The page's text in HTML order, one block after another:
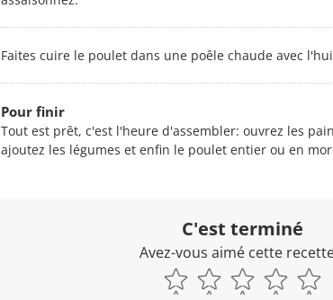
Faites cuire le poulet dans une poêle chaude avec
Pour finir
Tout est prêt, c'est l'heure d'assembler: ouvrez les
ajoutez les légumes et enfin le poulet entier ou en
C'est terminé
Avez-vous aimé cette